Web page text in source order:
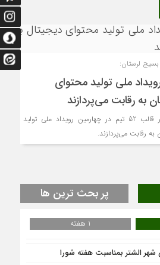
لرستان:
رویداد ملی تولید محتوای
به رقابت می‌پردازند
حجت پور گفت: 212 نفر در قالب 52 تیم در چهارمین رویداد ملی تولید
رقابت می‌پردازند.
پر بحث ترین ها
1 هفته
شهر الشتر بمناسبت هفته شورا